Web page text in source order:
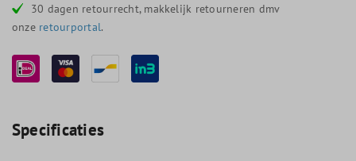
30 dagen retourrecht, makkelijk retourneren dmv
onze retourportal.
Specificaties